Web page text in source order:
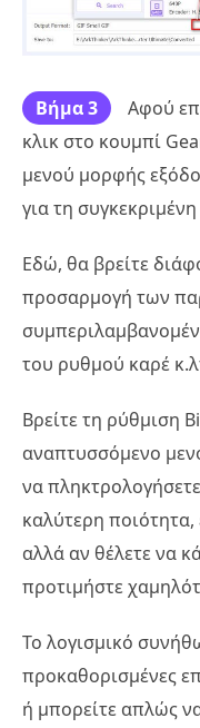
Βήμα 3
Αφού
κλικ στο κουμπί
μενού μορφής
για τη
Εδώ, θα βρείτε
προσαρμογή των
του ρυθμού καρέ
Βρείτε τη ρύθμιση
αναπτυσσόμενο
να
καλύτερη
αλλά αν θέλετε να
προτιμήστε
Το λογισμικό
προκαθορισμένες
ή μπορείτε απλώς